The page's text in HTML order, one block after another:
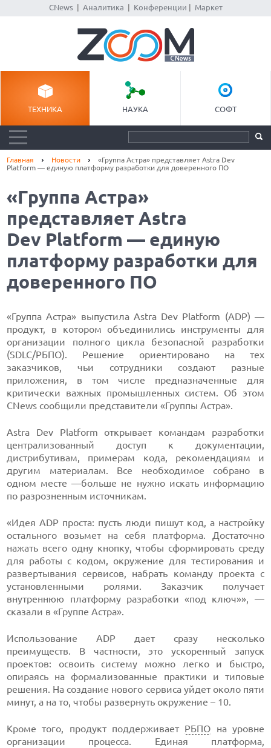
CNews| Аналитика Конференции Маркет
ТЕХНИКА НАУКА СОФТ
Главная Новости
«Группа Астра» представляет Astra Dev
Platform — единую платформу разработки для доверенного ПО
«Группа Астра»
представляет Astra
Dev Platform — единую
платформу разработки для
доверенного ПО
«Группа Астра» выпустила Astra Dev Platform (ADP) —
продукт, в котором объединились инструменты для
организации полного цикла безопасной разработки
(SDLC/РБПО). Решение ориентировано на тех
заказчиков, чьи сотрудники создают разные
приложения, в том числе предназначенные для
критически важных промышленных систем. Об этом
CNews сообщили представители «Группы Астра».
Astra Dev Platform открывает командам разработки
централизованный доступ к документации,
дистрибутивам, примерам кода, рекомендациям и
другим материалам. Все необходимое собрано в
одном месте —больше не нужно искать информацию
по разрозненным источникам.
«Идея ADP проста: пусть люди пишут код, а настройку
остального возьмет на себя платформа. Достаточно
нажать всего одну кнопку, чтобы сформировать среду
для работы с кодом, окружение для тестирования и
развертывания сервисов, набрать команду проекта с
установленными ролями. Заказчик получает
внутреннюю платформу разработки «под ключ»», —
сказали в «Группе Астра».
Использование ADP дает сразу несколько
преимуществ. В частности, это ускоренный запуск
проектов: освоить систему можно легко и быстро,
опираясь на формализованные практики и типовые
решения. На создание нового сервиса уйдет около пяти
минут, а на то, чтобы развернуть окружение – 10.
Кроме того, продукт поддерживает РБПО на уровне
организации процесса. Единая платформа,